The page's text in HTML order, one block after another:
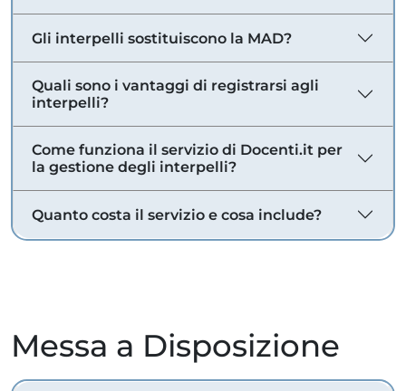
Gli interpelli sostituiscono la MAD?
Quali sono i vantaggi di registrarsi agli
interpelli?
Come funziona il servizio di Docenti.it per
la gestione degli interpelli?
Quanto costa il servizio e cosa include?
Messa a Disposizione